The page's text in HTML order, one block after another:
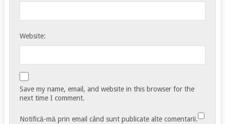
Website:
Save my name, email, and website in this browser for the
next time I comment.
Notifică-mă prin email când sunt publicate alte comentarii.